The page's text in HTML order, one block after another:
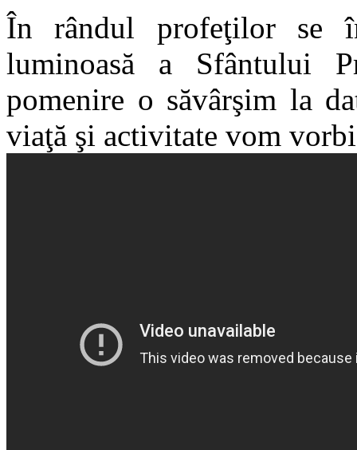
În rândul profeţilor se
luminoasă a Sfântului
pomenire o săvârşim la
viaţă şi activitate vom